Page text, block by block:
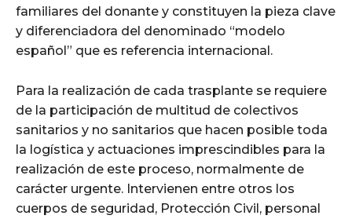
familiares del donante y constituyen la pieza clave
y diferenciadora del denominado “modelo
español” que es referencia internacional.
Para la realización de cada trasplante se requiere
de la participación de multitud de colectivos
sanitarios y no sanitarios que hacen posible toda
la logística y actuaciones imprescindibles para la
realización de este proceso, normalmente de
carácter urgente. Intervienen entre otros los
cuerpos de seguridad, Protección Civil, personal